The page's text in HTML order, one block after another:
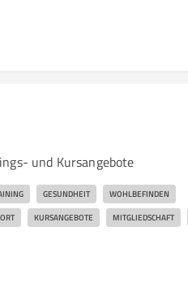
und Kursangebote
GESUNDHEIT WOHLBEFINDEN
KURSANGEBOTE MITGLIEDSCHAFT